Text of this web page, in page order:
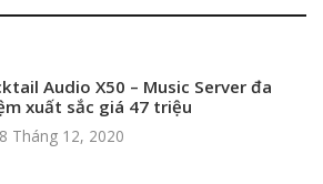
Audio X50 – Music Server đa
xuất sắc giá 47 triệu
Tháng 12, 2020